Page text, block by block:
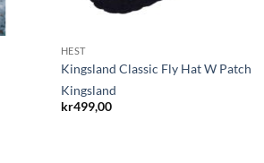
HEST
Kingsland Classic Fly Hat W Patch
Kingsland
kr499,00